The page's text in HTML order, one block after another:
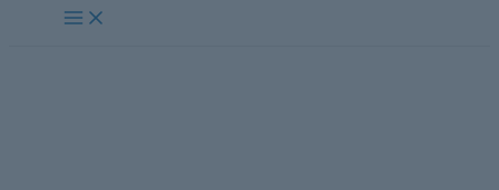
Main
Menu